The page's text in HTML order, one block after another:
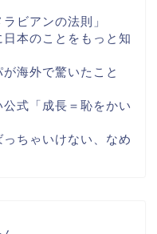
ビアンの法則」
本のことをもっと知
海外で驚いたこと
式「成長＝恥をかい
ちゃいけない、なめ